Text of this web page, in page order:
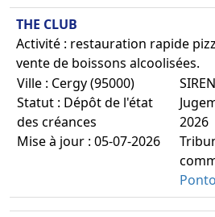
THE CLUB
Activité : restauration rapide
vente de boissons alcoolisées.
Ville : Cergy (95000)
Statut : Dépôt de l'état
des créances
Mise à jour : 05-07-2026
2026